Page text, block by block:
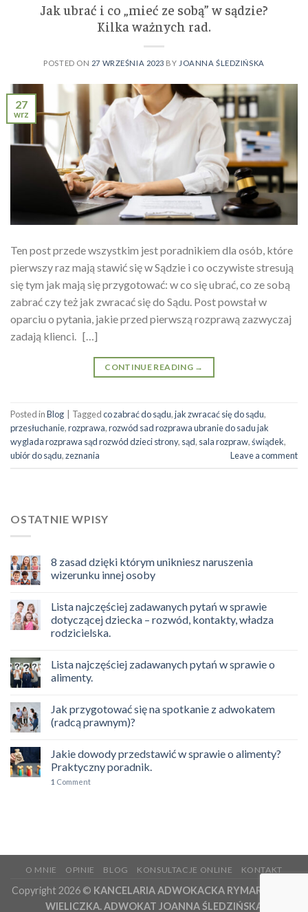
Jak ubrać i co „mieć ze sobą” w sądzie?
Kilka ważnych rad.
POSTED ON 27 WRZEŚNIA 2023 BY JOANNA ŚLEDZIŃSKA
27
wrz
Ten post przede wszystkim jest poradnikiem dla osób, które
pierwszy raz mają stawić się w Sądzie i co oczywiste stresują
się tym jak mają się przygotować: w co się ubrać, co ze sobą
zabrać czy też jak zwracać się do Sądu. Post powstał w
oparciu o pytania, jakie przed pierwszą rozprawą zazwyczaj
zadają klienci. […]
CONTINUE READING →
Posted inBlog Taggedco zabrać do sądu,jak zwracać się do sądu,
przesłuchanie,rozprawa,rozwód sad rozprawa ubranie do sadu jak
wyglada rozprawa sąd rozwód dzieci strony, sąd, sala rozpraw,świądek,
ubiór do sądu,zeznania Leave a comment
OSTATNIE WPISY
8 zasad dzięki którym unikniesz naruszenia
wizerunku innej osoby
Lista najczęściej zadawanych pytań w sprawie
dotyczącej dziecka – rozwód, kontakty, władza
rodzicielska.
Lista najczęściej zadawanych pytań w sprawie o
alimenty.
Jak przygotować się na spotkanie z adwokatem
(radcą prawnym)?
Jakie dowody przedstawić w sprawie o alimenty?
Praktyczny poradnik.
1 Comment
O MNIE OPINIE BLOG KONSULTACJE ONLINE KONTAKT
Copyright 2026 © KANCELARIA ADWOKACKA RYMAROWICZ
WIELICZKA. ADWOKAT JOANNA ŚLEDZIŃSKA